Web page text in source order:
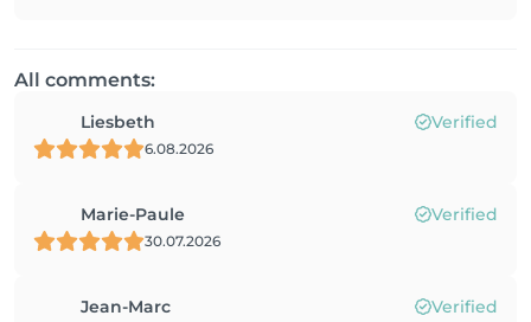
All comments:
Liesbeth Verified
6.08.2026
Marie-Paule Verified
30.07.2026
Jean-Marc Verified